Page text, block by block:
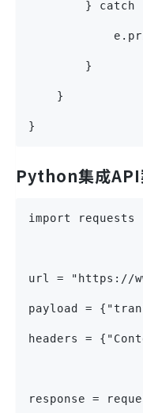
} catch
        }
    }
}
Python集成API
import requests
url = "https://
payload =
headers =
response =